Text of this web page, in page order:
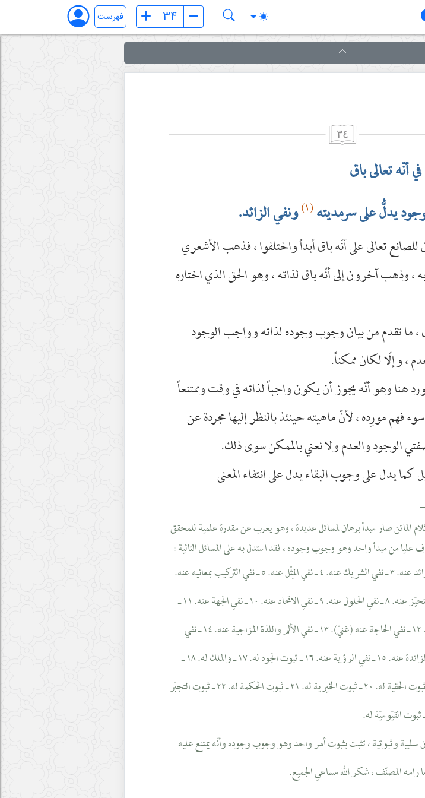
فهرست
٣٤
أنّه تعالى باق
يدلُّ على سرمديته(١) ونفي الزائد.
للصانع تعالى على أنّه باق أبداً واختلفوا ، فذهب الأشعري
، وذهب آخرون إلى أنّه باق لذاته ، وهو الحق الذي اختاره
، ما تقدم من بيان وجوب وجوده لذاته وواجب الوجود
، وإلّا لكان ممكناً.
هنا وهو أنّه يجوز أن يكون واجباً لذاته في وقت وممتنعاً
فهم مورِده ، لأنّ ماهيته حينئذ بالنظر إليها مجردة عن
الوجود والعدم ولا نعني بالممكن سوى ذلك.
كما يدل على وجوب البقاء يدل على انتفاء المعنى
الماتن صار مبدأ برهان لمسائل عديدة ، وهو يعرب عن مقدرة علمية للمحقق
من مبدأ واحد وهو وجوب وجوده ، فقد استدل به على المسائل التالية :
١ ـ سرمديته. ٢ ـ نفي الزائد عنه. ٣ ـ نفي الشريك عنه. ٤ ـ نفي المِثْل عنه. ٥ ـ نفي التركيب بمعانيه عنه.
٦ ـ نفي الضد عنه. ٧ ـ نفي التحيّز عنه. ٨ ـ نفي الحلول عنه. ٩ ـ نفي الاتحاد عنه. ١٠ ـ نفي الجهة عنه. ١١ ـ
نفي حلول الحوادث فيه عنه. ١٢ ـ نفي الحاجة عنه (غنيّ). ١٣ ـ نفي الألم واللذة المزاجية عنه. ١٤ ـ نفي
المعاني والأحوال والصفات الزائدة عنه. ١٥ ـ نفي الرؤية عنه. ١٦ ـ ثبوت الجود له. ١٧ ـ والملك له. ١٨ ـ
ثبوت التمام وفوقه له. ١٩ ـ ثبوت الحقية له. ٢٠ ـ ثبوت الخيرية له. ٢١ ـ ثبوت الحكمة له. ٢٢ ـ ثبوت التجبّر
وثبوتية ، تثبت بثبوت أمر واحد وهو وجوب وجوده وأنّه يمتنع عليه
رامه المصنّف ، شكر الله مساعي الجميع.